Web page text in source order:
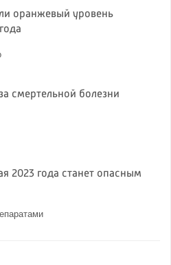
оранжевый уровень
смертельной болезни
2023 года станет опасным